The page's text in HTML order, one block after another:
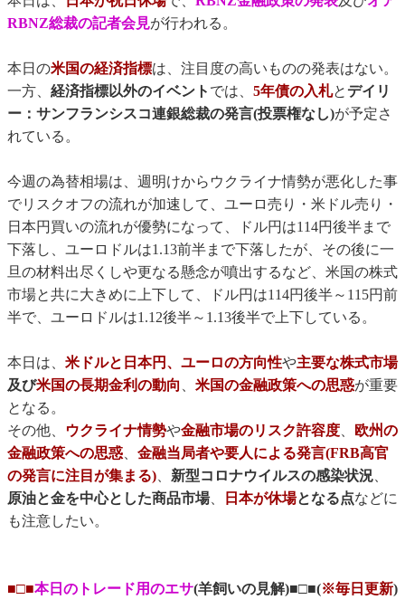
RBNZ総裁の記者会見が行われる。
本日の米国の経済指標は、注目度の高いものの発表はない。
一方、 経済指標以外のイベント では、 5年債の入札と デイリ
ー：サンフランシスコ連銀総裁の発言(投票権なし)が予定さ
れている。
今週の為替相場は、週明けからウクライナ情勢が悪化した事
でリスクオフの流れが加速して、ユーロ売り・米ドル売り・
日本円買いの流れが優勢になって、ドル円は114円後半まで
下落し、ユーロドルは1.13前半まで下落したが、その後に一
旦の材料出尽くしや更なる懸念が噴出するなど、米国の株式
市場と共に大きめに上下して、ドル円は114円後半～115円前
半で、ユーロドルは1.12後半～1.13後半で上下している。
本日は、 米ドルと日本円、ユーロの方向性や主要な株式市場
及び米国の長期金利の動向 、 米国の金融政策への思惑が重要
となる。
その他、
ウクライナ情勢や金融市場のリスク許容度、
欧州の
金融政策への思惑、 金融当局者や要人による発言(FRB高官
の発言に注目が集まる)、 新型コロナウイルスの感染状況、
原油と金を中心とした商品市場、 日本が休場となる点などに
も注意したい。
■□■本日のトレード用のエサ(羊飼いの見解)■□■(※毎日更新)